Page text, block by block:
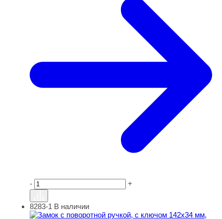
- +
Замок с поворотной ручкой, с ключом 142х34 мм,
8283-1 В наличии